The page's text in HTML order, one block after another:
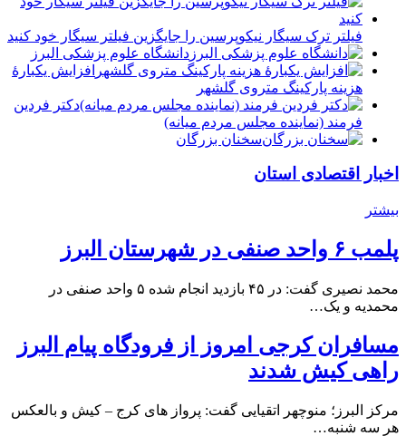
فیلتر ترک سیگار نیکوپرسین را جایگزین فیلتر سیگار خود کنید
دانشگاه علوم پزشکی البرز
افزایش یکبارۀ
هزینه پارکینگ متروی گلشهر
دكتر فردين
فرمند (نماينده مجلس مردم میانه)
سخنان بزرگان
اخبار اقتصادی استان
بیشتر
پلمب ۶ واحد صنفی در شهرستان البرز
محمد نصیری گفت: در ۴۵ بازدید انجام شده ۵ واحد صنفی در
محمدیه و یک…
مسافران کرجی امروز از فرودگاه پیام البرز
راهی کیش شدند
مرکز البرز؛ منوچهر اتقیایی گفت: پرواز های کرج – کیش و بالعکس
هر سه شنبه…